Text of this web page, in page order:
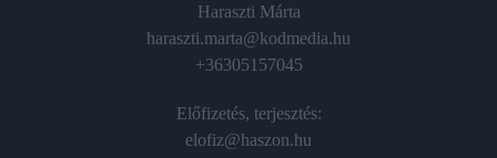
Haraszti Márta
haraszti.marta@kodmedia.hu
+36305157045
Előfizetés, terjesztés:
elofiz@haszon.hu